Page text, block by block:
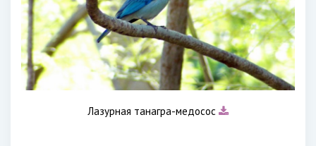
Лазурная танагра-медосос